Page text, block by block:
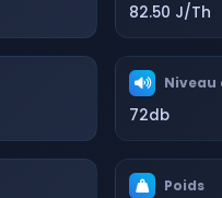
82.50 J/Th
Niveau
72db
Poids